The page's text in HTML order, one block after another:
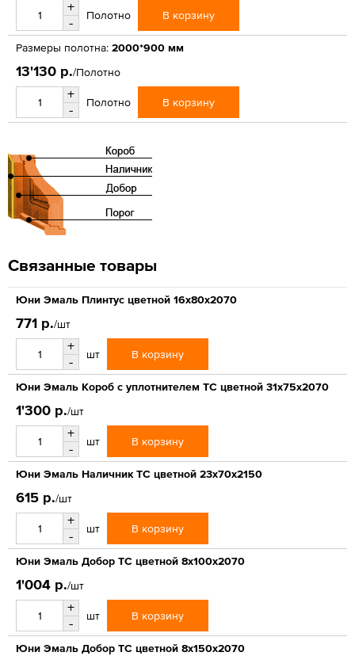
+
-
Полотно В корзину
Размеры полотна: 2000*900 мм
13'130 р./Полотно
+
-
Полотно В корзину
Связанные товары
Юни Эмаль Плинтус цветной 16x80x2070
771 р./шт
+
-
шт В корзину
Юни Эмаль Короб с уплотнителем ТС цветной 31x75x2070
1'300 р./шт
+
-
шт В корзину
Юни Эмаль Наличник ТС цветной 23x70x2150
615 р./шт
+
-
шт В корзину
Юни Эмаль Добор ТС цветной 8x100x2070
1'004 р./шт
+
-
шт В корзину
Юни Эмаль Добор ТС цветной 8x150x2070